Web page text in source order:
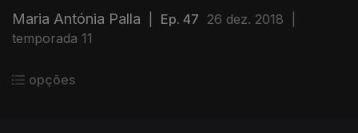
Maria Antónia Palla Ep. 47 26 dez. 2018
temporada 11
opções